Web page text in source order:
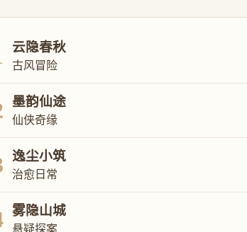
云隐春秋
古风冒险
墨韵仙途
仙侠奇缘
逸尘小筑
治愈日常
雾隐山城
悬疑探案